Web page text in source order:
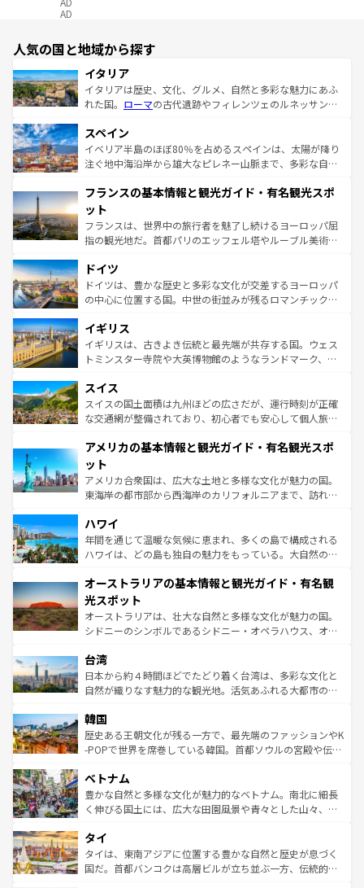
AD
人気の国と地域から探す
イタリア
イタリアは歴史、文化、グルメ、自然と多彩な魅力にあふ
れた国。 ローマの古代遺跡やフィレンツェのルネッサンス
ろん、トスカーナの美しい田園風景やアマルフィ海岸の絶
景など、自然景観も見逃せない。観光の合間には、本場の
ピザやパスタなど、絶品のイタリア料理を堪能することも
ませてくれるイタリアで、忘れられない旅をしてみよう！
なお、新着のイタリア情報は
しい。
スペイン
イベリア半島のほぼ80％を占めるスペインは、太陽が降り
注ぐ地中海沿岸から雄大なピレネー山脈まで、多彩な自然
文化が根付くこの国では、情熱的なフラメンコ、熱気あふ
れる闘牛、そして美味しいタパスが生活の一部となってい
る。首都マドリードの洗練された雰囲気や、バルセロナの
アートに溢れた街角から、地方では古代ローマ遺跡や中世
せる。地方によって風土や気候が異なるスペインはその個
性で訪れる人を魅了する。 なお、新着のスペイン情報は コ
ンテンツ一覧を参照してほしい。
フランスの基本情報と観光ガイド・有名観光スポ
ット
フランスは、世界中の旅行者を魅了し続けるヨーロッパ屈
指の観光地だ。首都パリのエッフェル塔やルーブル美術館
で、幅広い魅力が詰まっている。華麗な宮殿、歴史的な大
聖堂、美しいビーチ、そして豊かな自然が、訪れる者を心
から魅了する。また、フランスは美食の国としても知ら
いる。シャンパンの発祥地であるランス、プロヴァンスの
香り高いラベンダー畑など、多彩な楽しみ方が可能だ。さ
らに、パリ以外の地域にも魅力が溢れており、どの街角に
れる地方に足を運ぶとそれぞれで全く異なる文化を体験で
きるだろう。 なお、新着のフランス情報はコンテンツ一覧
を参照してほしい。
ドイツ
ドイツは、豊かな歴史と多彩な文化が交差するヨーロッパ
の中心に位置する国。中世の街並みが残るロマンチック街
顔を持つこの国は、どこを歩いても飽きることがない。ベ
ルリンの文化的活気、バイエルン州のアルプスの絶景、そ
してライン川沿いのワイン畑といった風景は必見。ビール
は、お酒好きな人にはぜひ体験してほしい。 なお、新着の
ドイツ情報はコンテンツ一覧を参照してほしい。
イギリス
イギリスは、古きよき伝統と最先端が共存する国。ウェス
トミンスター寺院や大英博物館のようなランドマーク、歴
リアごとに異なる魅力がある。また、優雅なアフタヌーン
ティー、ビール好きにはたまらない英国パブ、サッカー観
戦など、本場だからこそできる体験も豊富。イギリスを旅
ンツ一覧を参照してほしい。
スイス
スイスの国土面積は九州ほどの広さだが、運行時刻が正確
な交通網が整備されており、初心者でも安心して個人旅行
の建物がそのまま残る町や、スイスならではのユニークな
博物館もあり、アルプス観光だけでなく町歩きも満喫する
ことができる。国民の所得が高いため物価も高いが、旅行
者向けの交通パス提供のサービスもあり、うまく活用すれ
着のスイス情報は
アメリカの基本情報と観光ガイド・有名観光スポ
ット
アメリカ合衆国は、広大な土地と多様な文化が魅力の国。
東海岸の都市部から西海岸のカリフォルニアまで、訪れる
のような巨大都市は、観光、ショッピング、エンターテイ
ンメントが詰まった刺激的なスポットだ。一方、アメリカ
西部には大自然が広がり、グランドキャニオンやイエロー
部のニューオーリンズでは、音楽と美食が融合した独特の
文化が魅力。旅行者はアメリカの各地域で異なる魅力を楽
しみながら、その多様性と豊かな歴史を感じることができ
るだろう。車でのロードトリップや列車の旅も、アメリカ
情報は
ハワイ
年間を通じて温暖な気候に恵まれ、多くの島で構成される
ハワイは、どの島も独自の魅力をもっている。大自然の神
ワイ島は見逃せない。また、定番の観光地といえばオアフ
島だが、静かな自然を求めるならマウイ島やカウアイ島が
おすすめ。エメラルドグリーンに輝く海をはじめ、豊かな
文化や歴史が息づいている。「アロハスピリット」と呼ば
人々、おいしいローカルフードやハワイアンミュージッ
ク、伝統的なフラダンスなど、すべてがハワイの魅力を彩
っている。訪れるたびに新しい発見と感動が待っているハ
はコンテンツ一覧
オーストラリアの基本情報と観光ガイド・有名観
光スポット
オーストラリアは、壮大な自然と多様な文化が魅力の国。
シドニーのシンボルであるシドニー・オペラハウス、オー
リアリーフや大陸中央部にそびえるウルル（エアーズロッ
ク）、タスマニアの美しい原生林やケアンズの熱帯雨林な
ど、見どころがたくさん。また、カフェやワイン、オージ
いる。アクティビティも充実しており、サーフィンやダイ
ビング、ハイキングなど、アウトドア好きにはたまらな
い。オーストラリアの多彩な魅力を存分に味わいつくそ
参照してほしい。
台湾
日本から約４時間ほどでたどり着く台湾は、多彩な文化と
自然が織りなす魅力的な観光地。活気あふれる大都市の台
ン）、静ひつな山岳地帯である台湾東部など、都市の喧騒
と山間の静けさが共存しており、訪れる人に新しい発見と
驚きをもたらしてくれる。また、奥深い台湾の食文化も魅
容にもいいと評判のスイーツなど、バラエティ豊かな料理
が味わえる。 なお、新着の台湾情報は コンテンツ一覧を参
照してほしい。
韓国
歴史ある王朝文化が残る一方で、最先端のファッションやK
-POPで世界を席巻している韓国。首都ソウルの宮殿や伝統
き、地方に足を延ばせば四季折々の自然美を楽しむことが
できる。そして、キムチや焼肉、絶品のストリートフード
まで、さまざまな韓国料理が待っている。夜には、韓国な
リティに包まれながら、韓国の多彩な魅力を心ゆくまで味
わってみてほしい。 なお、新着の韓国情報はコンテンツ一
覧を参照してほしい。
ベトナム
豊かな自然と多様な文化が魅力的なベトナム。南北に細長
く伸びる国土には、広大な田園風景や青々とした山々、世
急速な発展と共に伝統が息づく。ハノイの古い町並みやホ
ーチミン市のフランス統治時代の建物も、独特の雰囲気を
醸し出している。また、バラエティの豊かさとおいしさで
タイ
タイは、東南アジアに位置する豊かな自然と歴史が息づく
国だ。首都バンコクは高層ビルが立ち並ぶ一方、伝統的な